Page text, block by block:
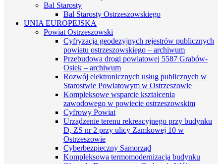
Bal Starosty
Bal Starosty Ostrzeszowskiego
UNIA EUROPEJSKA
Powiat Ostrzeszowski
Cyfryzacja geodezyjnych rejestrów publicznych
powiatu ostrzeszowskiego – archiwum
Przebudowa drogi powiatowej 5587 Grabów-
Osiek – archiwum
Rozwój elektronicznych usług publicznych w
Starostwie Powiatowym w Ostrzeszowie
Kompleksowe wsparcie kształcenia
zawodowego w powiecie ostrzeszowskim
Cyfrowy Powiat
Urządzenie terenu rekreacyjnego przy budynku
D, ZS nr 2 przy ulicy Zamkowej 10 w
Ostrzeszowie
Cyberbezpieczny Samorząd
Kompleksowa termomodernizacja budynku